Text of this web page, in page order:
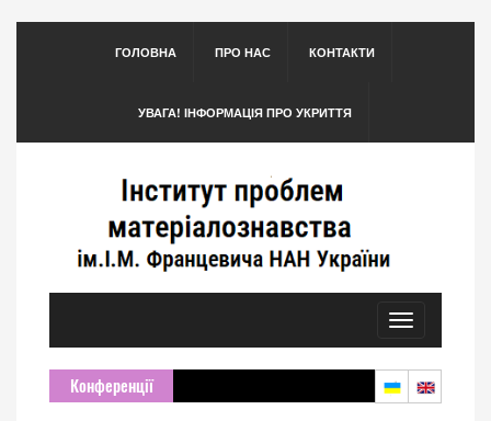
ГОЛОВНА ПРО НАС КОНТАКТИ
УВАГА! ІНФОРМАЦІЯ ПРО УКРИТТЯ
Toggle
navigation
Конференції